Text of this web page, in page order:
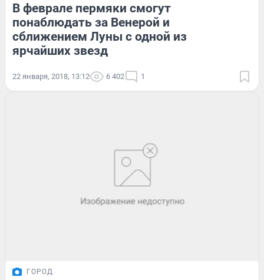
В феврале пермяки смогут
понаблюдать за Венерой и
сближением Луны с одной из
ярчайших звезд
22 января, 2018, 13:12 6 402 1
ГОРОД